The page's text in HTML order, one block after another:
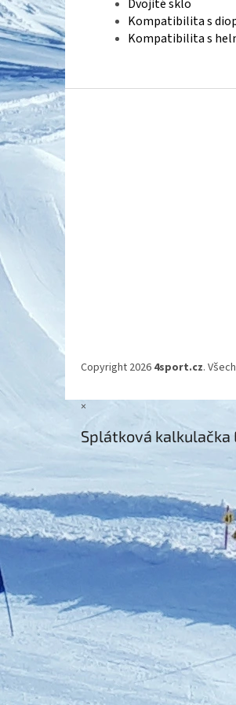
Dvojité sklo
Kompatibilita s
Kompatibilita s
Z
á
p
a
Copyright 2026 4sport.cz.
×
Splátková kalkulačka